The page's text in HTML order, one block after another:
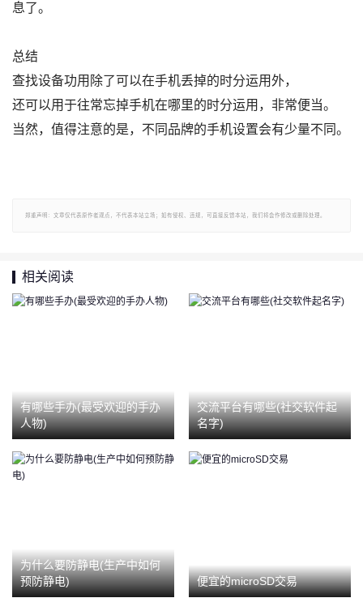
息了。
总结
查找设备功用除了可以在手机丢掉的时分运用外，
还可以用于往常忘掉手机在哪里的时分运用，非常便当。
当然，值得注意的是，不同品牌的手机设置会有少量不同。
郑重声明：文章仅代表原作者观点，不代表本站立场；如有侵权、违规，可直接反馈本站，我们将会作修改或删除处理。
相关阅读
有哪些手办(最受欢迎的手办
人物)
交流平台有哪些(社交软件起
名字)
为什么要防静电(生产中如何
预防静电)
便宜的microSD交易